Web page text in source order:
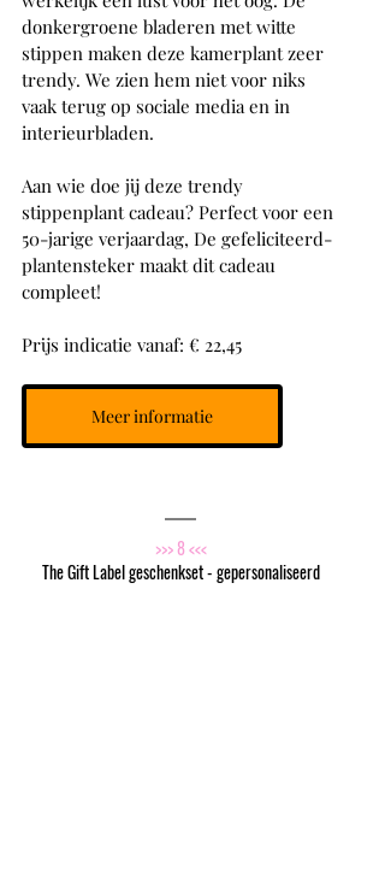
donkergroene bladeren met witte
stippen maken deze kamerplant zeer
trendy. We zien hem niet voor niks
vaak terug op sociale media en in
interieurbladen.
Aan wie doe jij deze trendy
stippenplant cadeau? Perfect voor een
50-jarige verjaardag, De gefeliciteerd-
plantensteker maakt dit cadeau
compleet!
Prijs indicatie vanaf: € 22,45
Meer informatie
>>> 8 <<<
The Gift Label geschenkset - gepersonaliseerd